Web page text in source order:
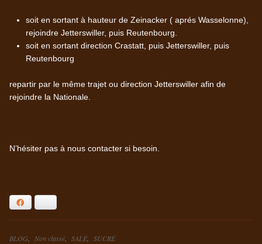
soit en sortant à hauteur de Zeinacker ( aprés Wasselonne),
rejoindre Jetterswiller, puis Reutenbourg.
soit en sortant direction Crastatt, puis Jetterswiller, puis
Reutenbourg
repartir par le même trajet ou direction Jetterswiller afin de
rejoindre la Nationale.
N’hésiter pas à nous contacter si besoin.
Catégories
BLOG Non classé SALÉ
SUCRÉ